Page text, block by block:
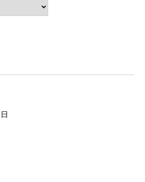
日